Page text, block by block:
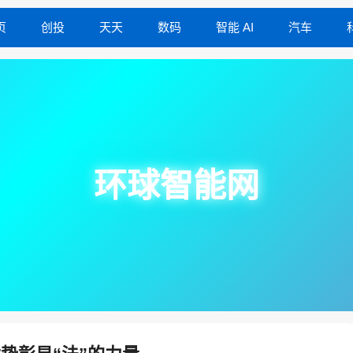
创投 天天 数码 智能 AI 汽车
环球智能网